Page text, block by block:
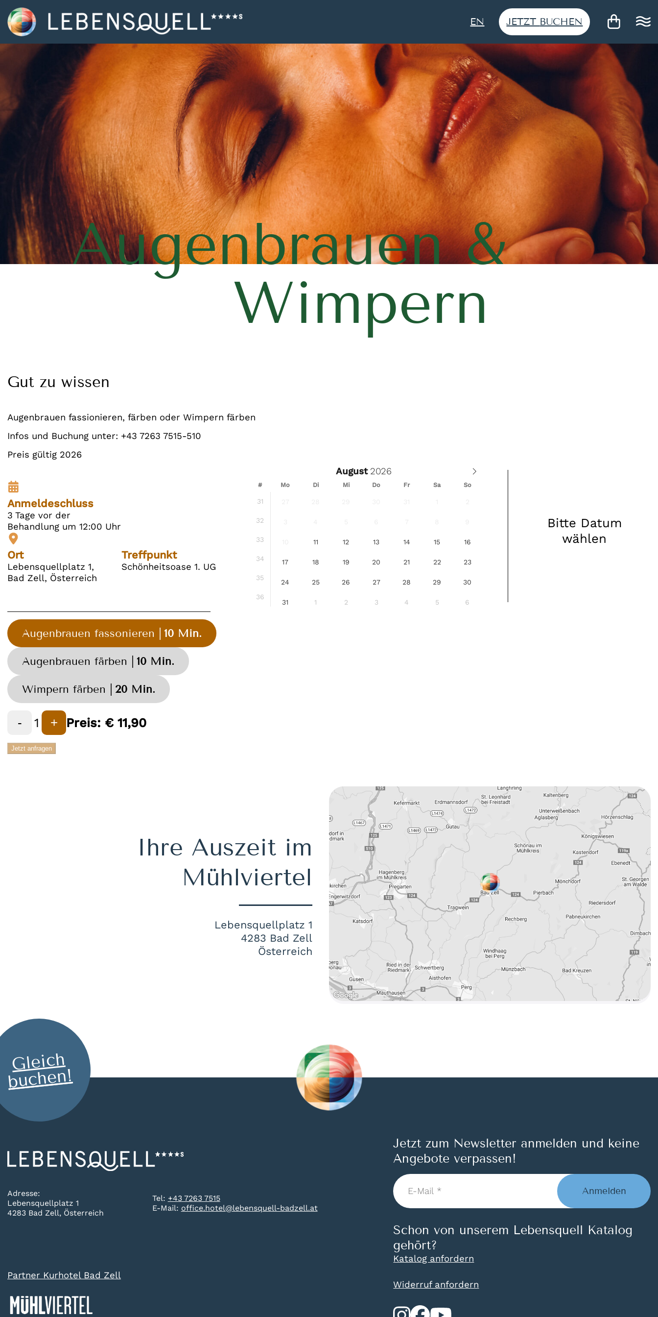
EN JETZT BUCHEN
Augenbrauen &
Wimpern
Gut zu wissen
Augenbrauen fassionieren, färben oder Wimpern färben
Infos und Buchung unter: +43 7263 7515-510
Preis gültig 2026
Anmeldeschluss
3 Tage vor der
Behandlung um 12:00 Uhr
Ort
Lebensquellplatz 1,
Bad Zell, Österreich
Treffpunkt
Schönheitsoase 1. UG
August
#
31
32
33
34
35
36
Mo Di Mi Do Fr Sa So
11 12 13 14 15 16
17 18 19 20 21 22 23
24 25 26 27 28 29 30
31 1 2 3 4 5 6
Bitte Datum
wählen
Augenbrauen fassonieren 10 Min.
Augenbrauen färben 10 Min.
Wimpern färben 20 Min.
- 1 + Preis: € 11,90
Jetzt anfragen
Ihre Auszeit im
Mühlviertel
Lebensquellplatz 1
4283 Bad Zell
Österreich
Gleich
buchen!
Adresse:
Lebensquellplatz 1
4283 Bad Zell, Österreich
Tel: +43 7263 7515
E-Mail: office.hotel@lebensquell-badzell.at
Partner Kurhotel Bad Zell
Jetzt zum Newsletter anmelden und keine
Angebote verpassen!
E-
Mail
*
Anmelden
Schon von unserem Lebensquell Katalog
gehört?
Katalog anfordern
Widerruf anfordern